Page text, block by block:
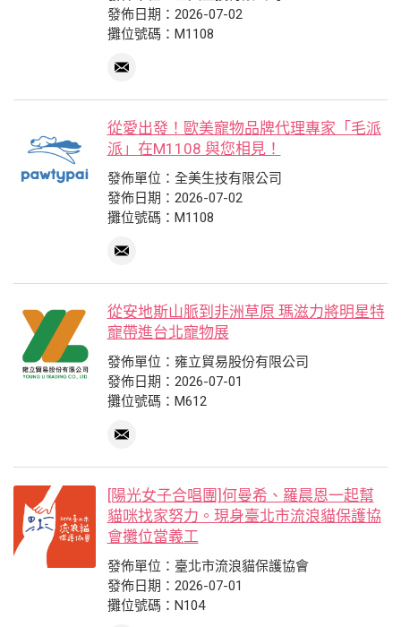
發佈日期：2026-07-02
攤位號碼：M1108
從愛出發！歐美寵物品牌代理專家「毛派
派」在M1108 與您相見！
發佈單位：全美生技有限公司
發佈日期：2026-07-02
攤位號碼：M1108
從安地斯山脈到非洲草原 瑪滋力將明星特
寵帶進台北寵物展
發佈單位：雍立貿易股份有限公司
發佈日期：2026-07-01
攤位號碼：M612
[陽光女子合唱團]何曼希、羅晨恩一起幫
貓咪找家努力。現身臺北市流浪貓保護協
會攤位當義工
發佈單位：臺北市流浪貓保護協會
發佈日期：2026-07-01
攤位號碼：N104